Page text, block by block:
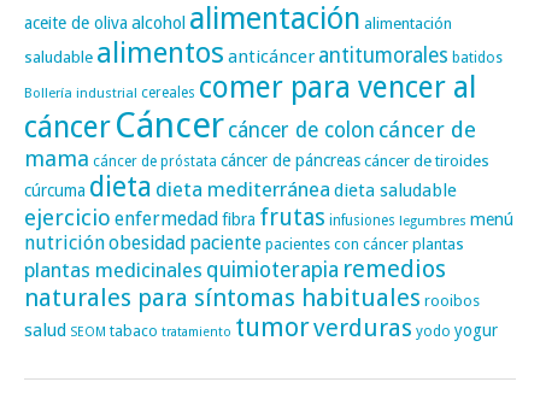
aceite de oliva alcohol alimentación alimentación
saludable alimentos anticáncer antitumorales batidos
Bollería industrial cereales comer para vencer al
cáncerCáncer cáncer de colon cáncer de
mama cáncer de próstata cáncer de páncreascáncer de tiroides
cúrcuma dieta dieta mediterránea dieta saludable
ejercicio enfermedadfibra frutas infusiones legumbres menú
nutriciónobesidad paciente pacientes con cáncer plantas
plantas medicinales quimioterapia remedios
naturales para síntomas habituales rooibos
salud SEOM tabaco tratamiento tumorverduras yodo yogur